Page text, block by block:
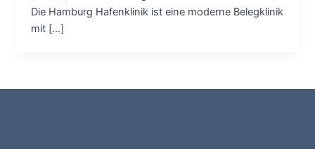
Die Hamburg Hafenklinik ist eine moderne Belegklinik
mit […]